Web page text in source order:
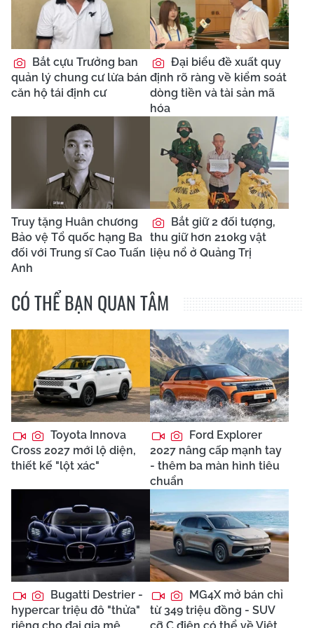
Bắt cựu Trưởng ban
quản lý chung cư lừa bán
căn hộ tái định cư
Đại biểu đề xuất quy
định rõ ràng về kiểm soát
dòng tiền và tài sản mã
hóa
Truy tặng Huân chương
Bảo vệ Tổ quốc hạng Ba
đối với Trung sĩ Cao Tuấn
Anh
Bắt giữ 2 đối tượng,
thu giữ hơn 210kg vật
liệu nổ ở Quảng Trị
CÓ THỂ BẠN QUAN TÂM
Toyota Innova
Cross 2027 mới lộ diện,
thiết kế "lột xác"
Ford Explorer
2027 nâng cấp mạnh tay
- thêm ba màn hình tiêu
chuẩn
Bugatti Destrier -
hypercar triệu đô "thửa"
riêng cho đại gia mê
MG4X mở bán chỉ
từ 349 triệu đồng - SUV
cỡ C điện có thể về Việt